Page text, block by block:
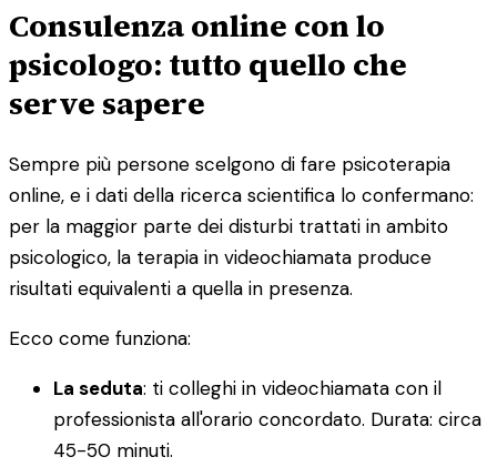
Consulenza online con lo
psicologo: tutto quello che
serve sapere
Sempre più persone scelgono di fare psicoterapia
online, e i dati della ricerca scientifica lo confermano:
per la maggior parte dei disturbi trattati in ambito
psicologico, la terapia in videochiamata produce
risultati equivalenti a quella in presenza.
Ecco come funziona:
La seduta: ti colleghi in videochiamata con il
professionista all'orario concordato. Durata: circa
45-50 minuti.